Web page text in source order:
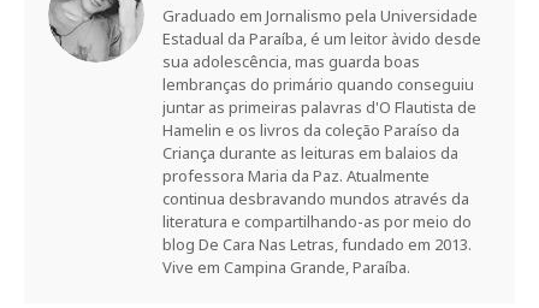
Graduado em Jornalismo pela Universidade
Estadual da Paraíba, é um leitor àvido desde
sua adolescência, mas guarda boas
lembranças do primário quando conseguiu
juntar as primeiras palavras d'O Flautista de
Hamelin e os livros da coleção Paraíso da
Criança durante as leituras em balaios da
professora Maria da Paz. Atualmente
continua desbravando mundos através da
literatura e compartilhando-as por meio do
blog De Cara Nas Letras, fundado em 2013.
Vive em Campina Grande, Paraíba.